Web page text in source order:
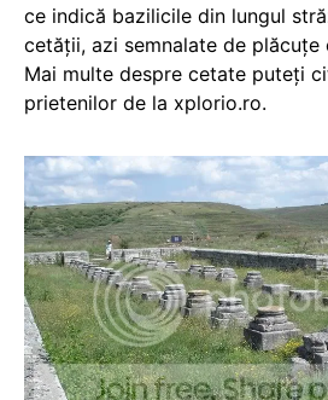
ce indică bazilicile din lungul
cetăţii, azi semnalate de
Mai multe despre cetate puteţi
prietenilor de la xplorio.ro.